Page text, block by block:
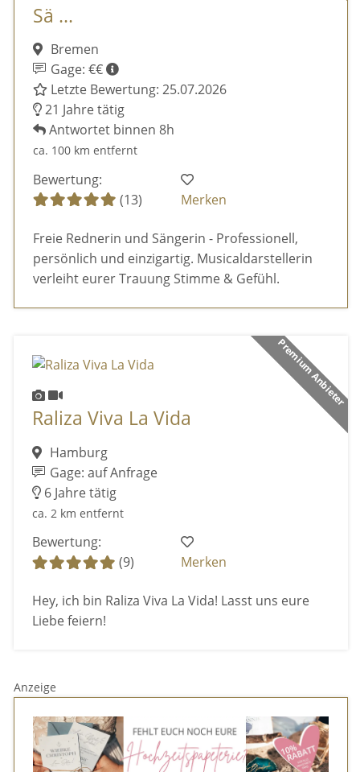
Sä ...
Bremen
Gage: €€
Letzte Bewertung: 25.07.2026
21 Jahre tätig
Antwortet binnen 8h
ca. 100 km entfernt
Bewertung:
(13)
Merken
Freie Rednerin und Sängerin - Professionell,
persönlich und einzigartig. Musicaldarstellerin
verleiht eurer Trauung Stimme & Gefühl.
Premium Anbieter
Raliza Viva La Vida
Hamburg
Gage: auf Anfrage
6 Jahre tätig
ca. 2 km entfernt
Bewertung:
(9)
Merken
Hey, ich bin Raliza Viva La Vida! Lasst uns eure
Liebe feiern!
Anzeige